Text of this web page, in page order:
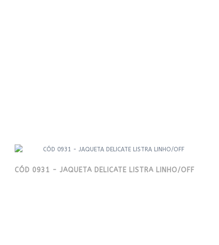
CÓD 0931 - JAQUETA DELICATE LISTRA LINHO/OFF